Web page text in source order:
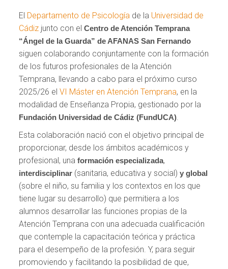
El Departamento de Psicología de la Universidad de
Cádiz junto con elCentro de Atención Temprana
“Ángel de la Guarda” de AFANAS San Fernando
siguen colaborando conjuntamente con la formación
de los futuros profesionales de la Atención
Temprana, llevando a cabo para el próximo curso
2025/26 elVI Máster en Atención Temprana, en la
modalidad de Enseñanza Propia, gestionado por la
Fundación Universidad de Cádiz (FundUCA)
Esta colaboración nació con el objetivo principal de
proporcionar, desde los ámbitos académicos y
profesional, unaformación especializada,
interdisciplinar (sanitaria, educativa y social)y global
(sobre el niño, su familia y los contextos en los que
tiene lugar su desarrollo) que permitiera a los
alumnos desarrollar las funciones propias de la
Atención Temprana con una adecuada cualificación
que contemple la capacitación teórica y práctica
para el desempeño de la profesión. Y, para seguir
promoviendo y facilitando la posibilidad de que,